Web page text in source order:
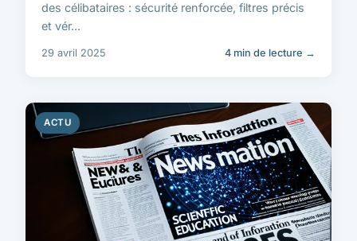
des célibataires : sécurité renforcée, filtres précis
et vér...
29 avril 2025 4 min de lecture →
ACTU